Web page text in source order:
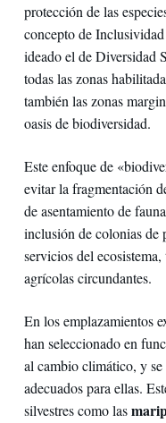
protección de las
concepto de
ideado el de Diversidad
todas las zonas
también las zonas
oasis de biodiversidad.
Este enfoque de
evitar la fragmentación
de asentamiento de
inclusión de colonias de
servicios del
agrícolas circundantes.
En los emplazamientos
han seleccionado en
al cambio climático, y se
adecuados para ellas.
silvestres como las